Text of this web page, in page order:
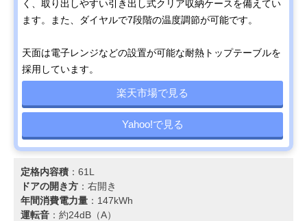
く、取り出しやすい引き出し式クリア収納ケースを備えてい
ます。また、ダイヤルで7段階の温度調節が可能です。
天面は電子レンジなどの設置が可能な耐熱トップテーブルを
採用しています。
楽天市場で見る
Yahoo!で見る
定格内容積 ：61L
ドアの開き方 ：右開き
年間消費電力量 ：147kWh
運転音 ：約24dB（A）